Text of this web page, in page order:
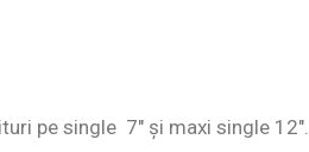
pe single 7″ și maxi single 12″.